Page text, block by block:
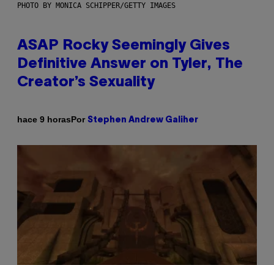
PHOTO BY MONICA SCHIPPER/GETTY IMAGES
ASAP Rocky Seemingly Gives
Definitive Answer on Tyler, The
Creator’s Sexuality
hace 9 horasPor Stephen Andrew Galiher